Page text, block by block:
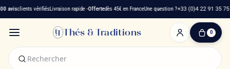
clients vérifiésLivraison rapide -Offertedès 45€ en FranceUne question ?+33 (0)4 22 91 35 75
Thés & Traditions 0
0